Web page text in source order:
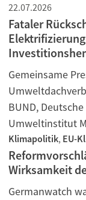
22.07.2026
Fataler
Gemeinsame
BUND,
Umweltinstitut
Klimapolitik, EU-
Wirksamkeit
Germanwatch